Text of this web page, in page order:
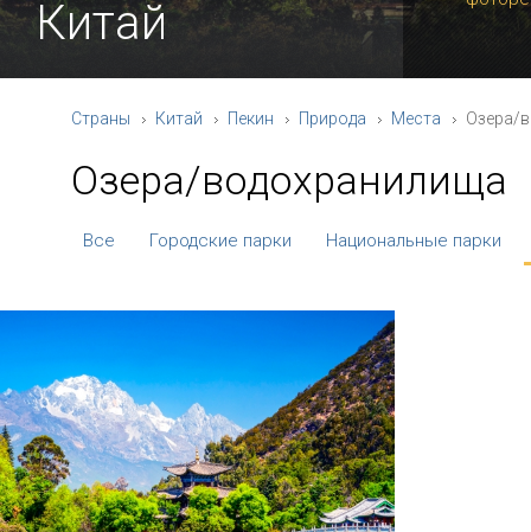
Китай
Страны Китай Пекин Природа Места Озера/
Озера/водохранилища
Все Городские парки Национальные парки